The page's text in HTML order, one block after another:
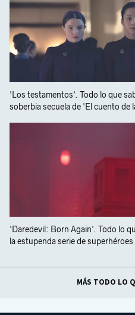
'Los testamentos'. Todo lo que
soberbia secuela de 'El cuento de
'Daredevil: Born Again'. Todo lo
la estupenda serie de
MÁS TODO LO